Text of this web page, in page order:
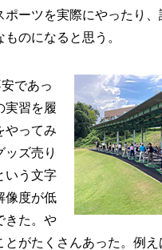
ーツを実際にやったり、
のになると思う。
であっ
実習を履
やってみ
ズ売り
いう文字
像度が低
きた。や
がたくさんあった。例え